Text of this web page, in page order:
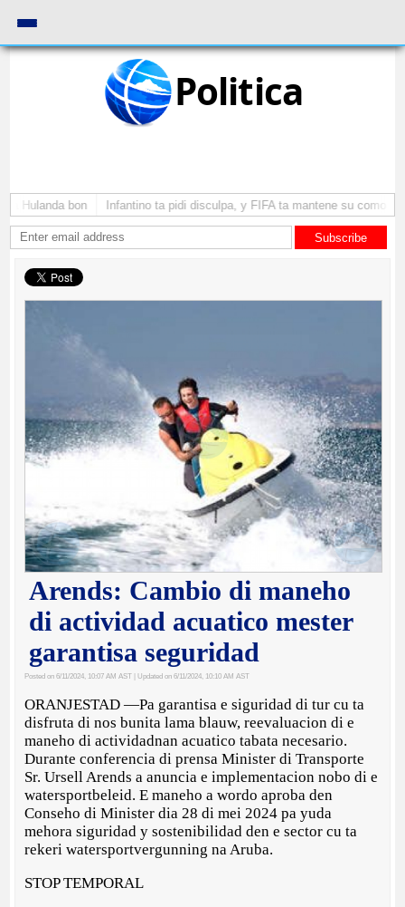
Politica
Hulanda bon Infantino ta pidi disculpa, y FIFA ta mantene su como
Subscribe
Arends: Cambio di maneho
di actividad acuatico mester
garantisa seguridad
Posted on 6/11/2024, 10:07 AM AST | Updated on 6/11/2024, 10:10 AM AST
ORANJESTAD —Pa garantisa e siguridad di tur cu ta
disfruta di nos bunita lama blauw, reevaluacion di e
maneho di actividadnan acuatico tabata necesario.
Durante conferencia di prensa Minister di Transporte
Sr. Ursell Arends a anuncia e implementacion nobo di e
watersportbeleid. E maneho a wordo aproba den
Conseho di Minister dia 28 di mei 2024 pa yuda
mehora siguridad y sostenibilidad den e sector cu ta
rekeri watersportvergunning na Aruba.
STOP TEMPORAL